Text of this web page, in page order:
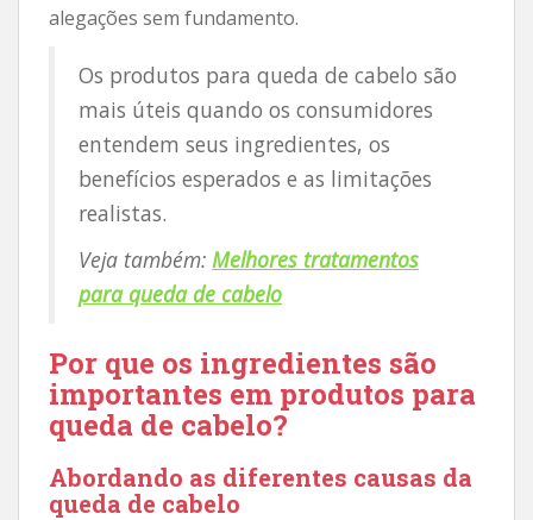
alegações sem fundamento.
Os produtos para queda de cabelo são
mais úteis quando os consumidores
entendem seus ingredientes, os
benefícios esperados e as limitações
realistas.
Veja também: Melhores tratamentos
para queda de cabelo
Por que os ingredientes são
importantes em produtos para
queda de cabelo?
Abordando as diferentes causas da
queda de cabelo